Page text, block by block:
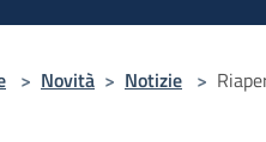
> Novità > Notizie >